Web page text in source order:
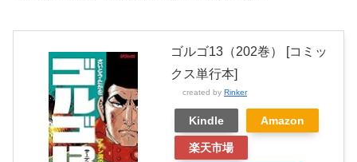
ゴルゴ13（202巻） [コミッ
クス単行本]
created by Rinker
Kindle Amazon
楽天市場